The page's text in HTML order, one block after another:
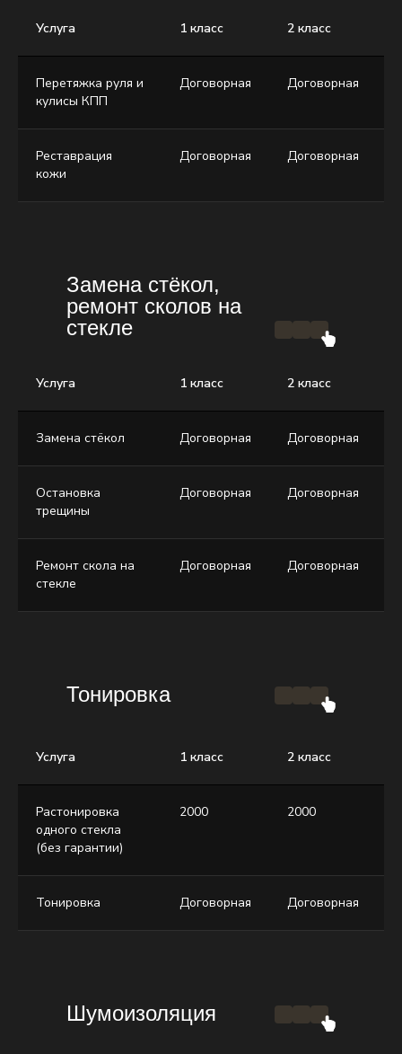
Услуга 1 класс 2 класс
Перетяжка руля и
кулисы КПП
Договорная Договорная
Реставрация
кожи
Договорная Договорная
Замена стёкол,
ремонт сколов на
стекле
Услуга 1 класс 2 класс
Замена стёкол Договорная Договорная
Остановка
трещины
Договорная Договорная
Ремонт скола на
стекле
Договорная Договорная
Тонировка
Услуга 1 класс 2 класс
Растонировка
одного стекла
(без гарантии)
2000 2000
Тонировка Договорная Договорная
Шумоизоляция